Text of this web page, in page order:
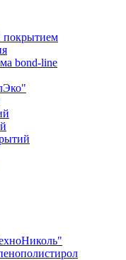
покрытием
bond-line